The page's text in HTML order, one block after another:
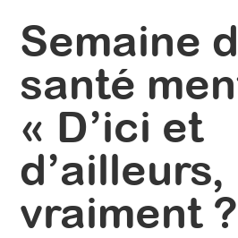
Semaine
santé
« D’ici et
d’ailleurs,
vraiment